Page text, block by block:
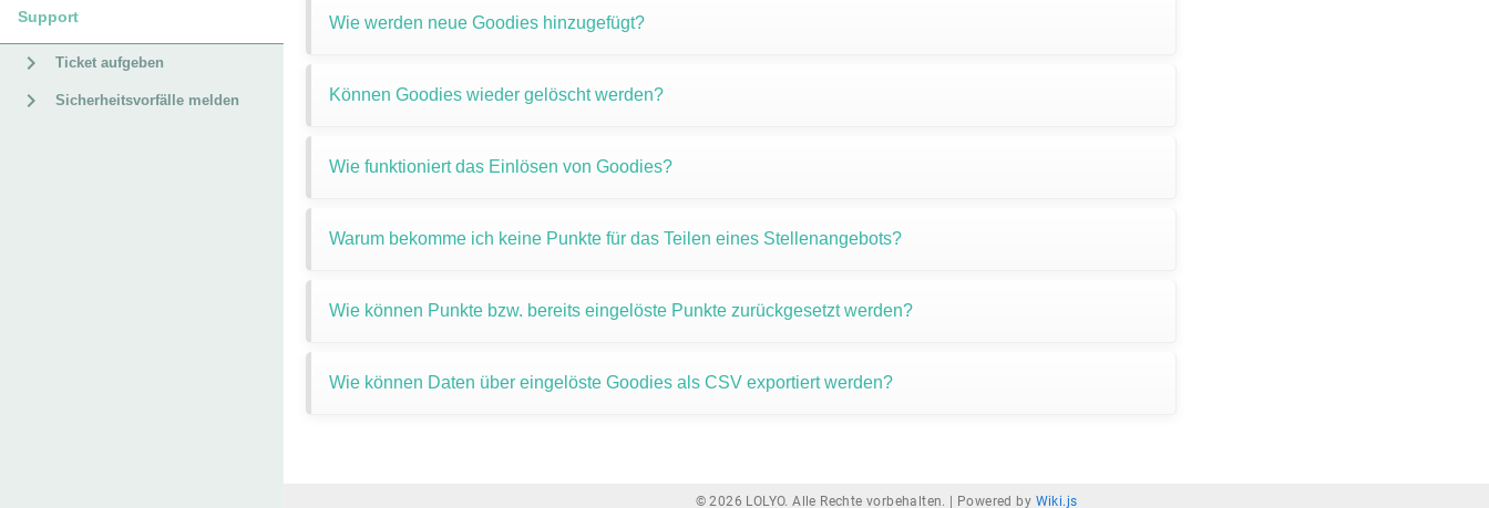
Support
Ticket aufgeben
Sicherheitsvorfälle melden
Wie werden neue Goodies hinzugefügt?
Können Goodies wieder gelöscht werden?
Wie funktioniert das Einlösen von Goodies?
Warum bekomme ich keine Punkte für das Teilen eines Stellenangebots?
Wie können Punkte bzw. bereits eingelöste Punkte zurückgesetzt werden?
Wie können Daten über eingelöste Goodies als CSV exportiert werden?
© 2026 LOLYO. Alle Rechte vorbehalten. | Powered by Wiki.js